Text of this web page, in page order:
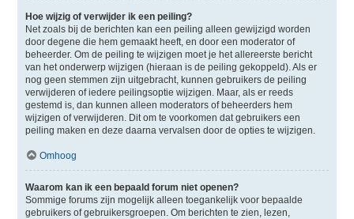
Hoe wijzig of verwijder ik een peiling?
Net zoals bij de berichten kan een peiling alleen gewijzigd worden
door degene die hem gemaakt heeft, en door een moderator of
beheerder. Om de peiling te wijzigen moet je het allereerste bericht
van het onderwerp wijzigen (hieraan is de peiling gekoppeld). Als er
nog geen stemmen zijn uitgebracht, kunnen gebruikers de peiling
verwijderen of iedere peilingsoptie wijzigen. Maar, als er reeds
gestemd is, dan kunnen alleen moderators of beheerders hem
wijzigen of verwijderen. Dit om te voorkomen dat gebruikers een
peiling maken en deze daarna vervalsen door de opties te wijzigen.
Omhoog
Waarom kan ik een bepaald forum niet openen?
Sommige forums zijn mogelijk alleen toegankelijk voor bepaalde
gebruikers of gebruikersgroepen. Om berichten te zien, lezen,